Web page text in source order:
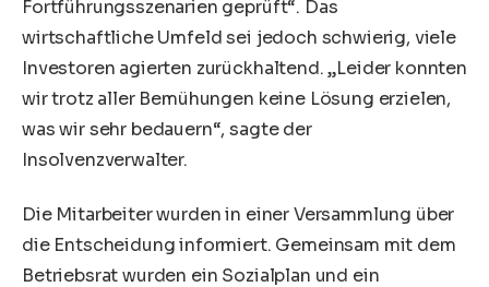
Fortführungsszenarien geprüft“. Das
wirtschaftliche Umfeld sei jedoch schwierig, viele
Investoren agierten zurückhaltend. „Leider konnten
wir trotz aller Bemühungen keine Lösung erzielen,
was wir sehr bedauern“, sagte der
Insolvenzverwalter.
Die Mitarbeiter wurden in einer Versammlung über
die Entscheidung informiert. Gemeinsam mit dem
Betriebsrat wurden ein Sozialplan und ein